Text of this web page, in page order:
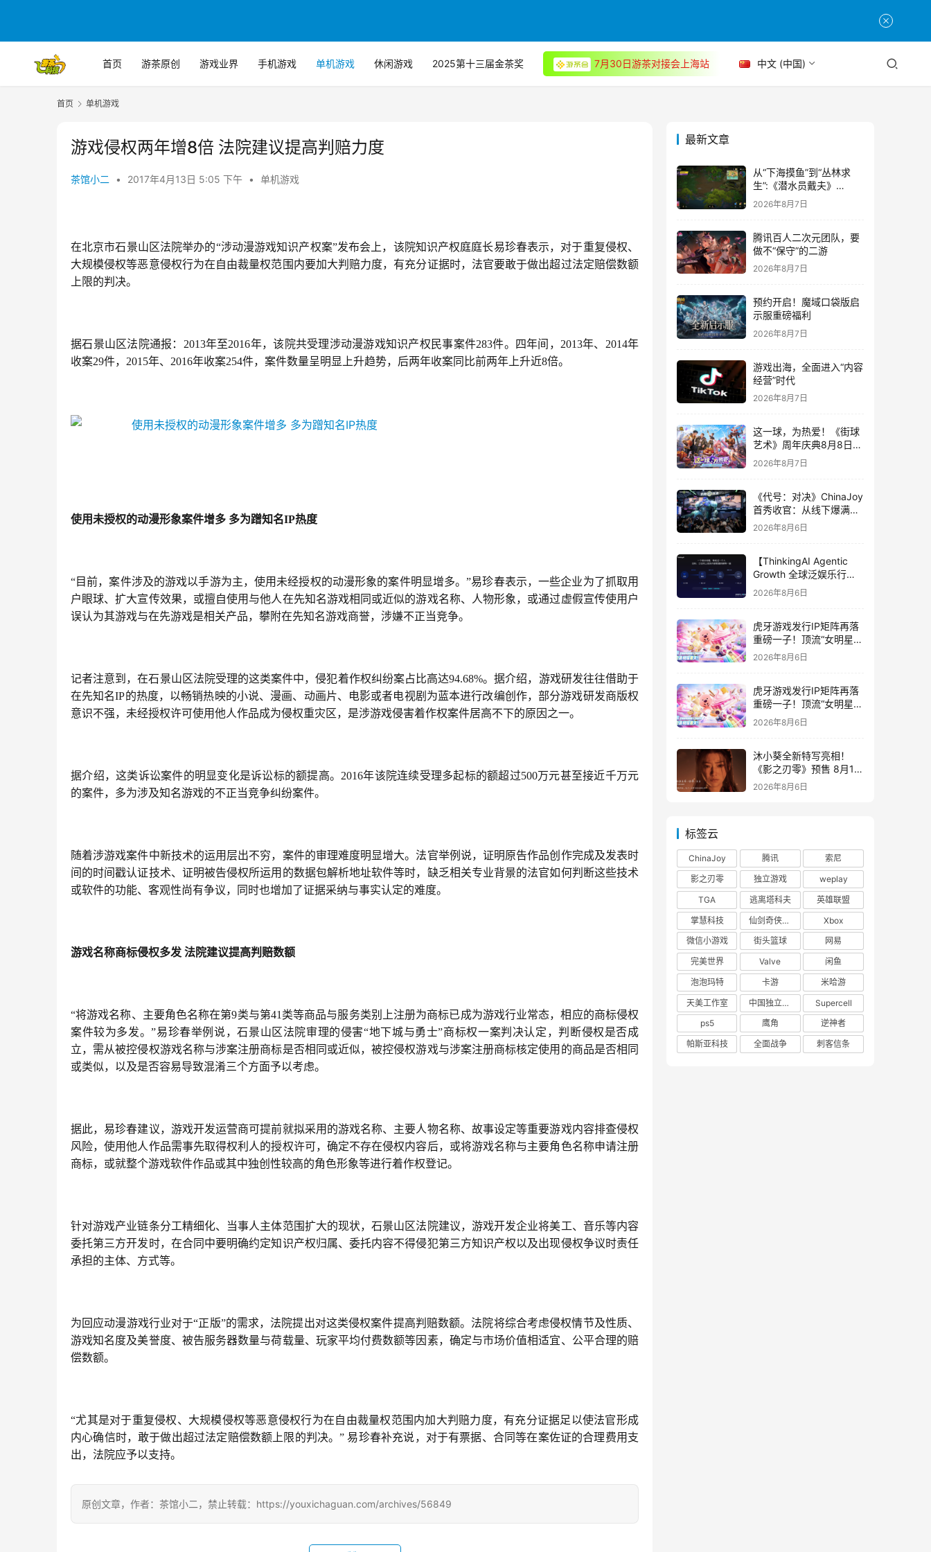
首页 游茶原创 游戏业界 手机游戏 单机游戏 休闲游戏 2025第十三届金茶奖 7月30日游茶对接会上海站 中文 (中国)
首页 单机游戏
游戏侵权两年增8倍 法院建议提高判赔力度
茶馆小二 • 2017年4月13日 5:05 下午 • 单机游戏
在北京市石景山区法院举办的“涉动漫游戏知识产权案”发布会上，该院知识产权庭庭长易珍春表示，对于重复侵权、
大规模侵权等恶意侵权行为在自由裁量权范围内要加大判赔力度，有充分证据时，法官要敢于做出超过法定赔偿数额
上限的判决。
据石景山区法院通报：2013年至2016年，该院共受理涉动漫游戏知识产权民事案件283件。四年间，2013年、2014年
收案29件，2015年、2016年收案254件，案件数量呈明显上升趋势，后两年收案同比前两年上升近8倍。
使用未授权的动漫形象案件增多 多为蹭知名IP热度
“目前，案件涉及的游戏以手游为主，使用未经授权的动漫形象的案件明显增多。”易珍春表示，一些企业为了抓取用
户眼球、扩大宣传效果，或擅自使用与他人在先知名游戏相同或近似的游戏名称、人物形象，或通过虚假宣传使用户
误认为其游戏与在先游戏是相关产品，攀附在先知名游戏商誉，涉嫌不正当竞争。
记者注意到，在石景山区法院受理的这类案件中，侵犯着作权纠纷案占比高达94.68%。据介绍，游戏研发往往借助于
在先知名IP的热度，以畅销热映的小说、漫画、动画片、电影或者电视剧为蓝本进行改编创作，部分游戏研发商版权
意识不强，未经授权许可使用他人作品成为侵权重灾区，是涉游戏侵害着作权案件居高不下的原因之一。
据介绍，这类诉讼案件的明显变化是诉讼标的额提高。2016年该院连续受理多起标的额超过500万元甚至接近千万元
的案件，多为涉及知名游戏的不正当竞争纠纷案件。
随着涉游戏案件中新技术的运用层出不穷，案件的审理难度明显增大。法官举例说，证明原告作品创作完成及发表时
间的时间戳认证技术、证明被告侵权所运用的数据包解析地址软件等时，缺乏相关专业背景的法官如何判断这些技术
或软件的功能、客观性尚有争议，同时也增加了证据采纳与事实认定的难度。
游戏名称商标侵权多发 法院建议提高判赔数额
“将游戏名称、主要角色名称在第9类与第41类等商品与服务类别上注册为商标已成为游戏行业常态，相应的商标侵权
案件较为多发。”易珍春举例说，石景山区法院审理的侵害“地下城与勇士”商标权一案判决认定，判断侵权是否成
立，需从被控侵权游戏名称与涉案注册商标是否相同或近似，被控侵权游戏与涉案注册商标核定使用的商品是否相同
或类似，以及是否容易导致混淆三个方面予以考虑。
据此，易珍春建议，游戏开发运营商可提前就拟采用的游戏名称、主要人物名称、故事设定等重要游戏内容排查侵权
风险，使用他人作品需事先取得权利人的授权许可，确定不存在侵权内容后，或将游戏名称与主要角色名称申请注册
商标，或就整个游戏软件作品或其中独创性较高的角色形象等进行着作权登记。
针对游戏产业链条分工精细化、当事人主体范围扩大的现状，石景山区法院建议，游戏开发企业将美工、音乐等内容
委托第三方开发时，在合同中要明确约定知识产权归属、委托内容不得侵犯第三方知识产权以及出现侵权争议时责任
承担的主体、方式等。
为回应动漫游戏行业对于“正版”的需求，法院提出对这类侵权案件提高判赔数额。法院将综合考虑侵权情节及性质、
游戏知名度及美誉度、被告服务器数量与荷载量、玩家平均付费数额等因素，确定与市场价值相适宜、公平合理的赔
偿数额。
“尤其是对于重复侵权、大规模侵权等恶意侵权行为在自由裁量权范围内加大判赔力度，有充分证据足以使法官形成
内心确信时，敢于做出超过法定赔偿数额上限的判决。” 易珍春补充说，对于有票据、合同等在案佐证的合理费用支
出，法院应予以支持。
原创文章，作者：茶馆小二，禁止转载：https://youxichaguan.com/archives/56849
最新文章
从“下海摸鱼”到“丛林求
生”:《潜水员戴夫》
DLC《丛林》移动端定档
8月14日
2026年8月7日
腾讯百人二次元团队，要
做不“保守”的二游
2026年8月7日
预约开启！魔域口袋版启
示服重磅福利
2026年8月7日
游戏出海，全面进入“内容
经营”时代
2026年8月7日
这一球，为热爱！《街球
艺术》周年庆典8月8日正
式上线，多重福利与全新
内容同步开启
2026年8月7日
《代号：对决》ChinaJoy
首秀收官：从线下爆满看
见玩家的真实期待
2026年8月6日
【ThinkingAI Agentic
Growth 全球泛娱乐行业
峰会】Agent 时代，人到
底负责什么
2026年8月6日
虎牙游戏发行IP矩阵再落
重磅一子！顶流“女明星”
ZANMANG LOOPY 正版
2026年8月6日
虎牙游戏发行IP矩阵再落
重磅一子！顶流“女明星”
ZANMANG LOOPY 正版
3D消除手游《消消奇遇》
2026年8月6日
沐小葵全新特写亮相！
《影之刃零》预售 8月12
日开启
2026年8月6日
标签云
ChinaJoy 腾讯
索尼
影之刃零
独立游戏
weplay
TGA
逃离塔科夫
英雄联盟
掌慧科技
仙剑奇侠传四
Xbox
微信小游戏
街头篮球
网易
完美世界
Valve
闲鱼
泡泡玛特
卡游
米哈游
天美工作室
中国独立游戏联盟
Supercell
ps5
鹰角
逆神者
帕斯亚科技
全面战争 刺客信条